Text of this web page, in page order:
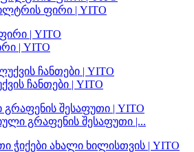
ფირი | YITO
| YITO
ჩანთები | YITO
გრაფენის შესაფუთი |...